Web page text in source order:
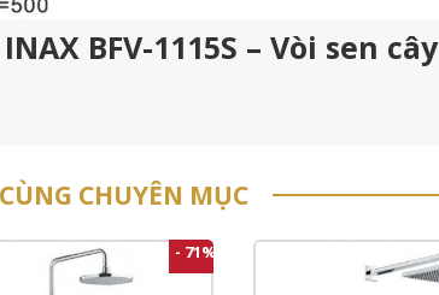
BFV-1115S – Vòi sen cây
CHUYÊN MỤC
- 71%